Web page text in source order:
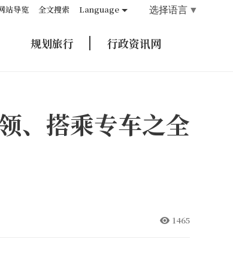
站导览 全文搜索 Language 选择语言 ▼
规划旅行 行政资讯网
、搭乘专车之全
1465